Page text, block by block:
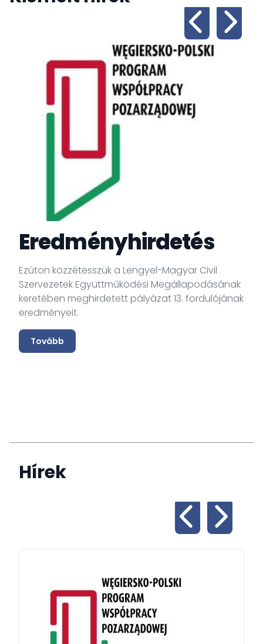
Eredményhirdetés
Ezúton közzétesszük a Lengyel-Magyar Civil
Szervezetek Együttműködési Megállapodásának
keretében meghirdetett pályázat 13. fordulójának
eredményeit.
Tovább
Hírek